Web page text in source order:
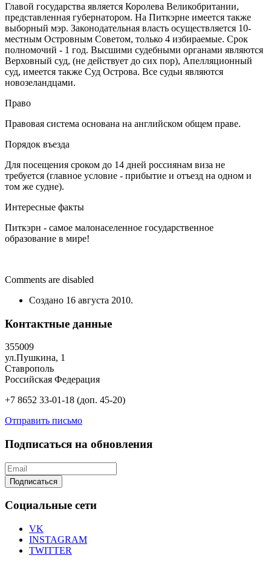
Главой государства является Королева Великобритании,
представленная губернатором. На Питкэрне имеется также
выборный мэр. Законодательная власть осуществляется 10-
местным Островным Советом, только 4 избираемые. Срок
полномочий - 1 год. Высшими судебными органами являются
Верховный суд, (не действует до сих пор), Апелляционный
суд, имеется также Суд Острова. Все судьи являются
новозеландцами.
Право
Правовая система основана на английском общем праве.
Порядок въезда
Для посещения сроком до 14 дней россиянам виза не
требуется (главное условие - прибытие и отъезд на одном и
том же судне).
Интересные факты
Питкэрн - самое малонаселенное государственное
образование в мире!
Comments are disabled
Создано 16 августа 2010.
Контактные данные
355009
ул.Пушкина, 1
Ставрополь
Российская Федерация
+7 8652 33-01-18 (доп. 45-20)
Отправить письмо
Подписаться на обновления
Подписаться
Социальные сети
VK
INSTAGRAM
TWITTER